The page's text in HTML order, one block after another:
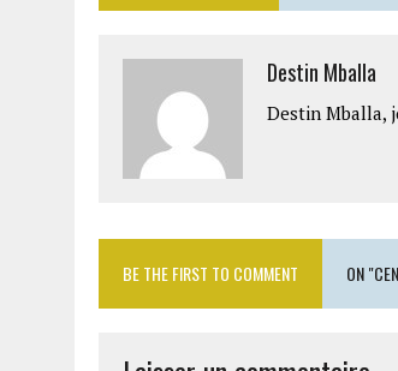
Destin Mballa
Destin Mballa,
BE THE FIRST TO COMMENT ON